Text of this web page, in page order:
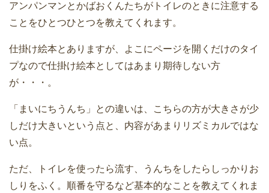
アンパンマンとかばおくんたちがトイレのときに注意する
ことをひとつひとつを教えてくれます。
仕掛け絵本とありますが、よこにページを開くだけのタイ
プなので仕掛け絵本としてはあまり期待しない方
が・・・。
「まいにちうんち」との違いは、こちらの方が大きさが少
しだけ大きいという点と、内容があまりリズミカルではな
い点。
ただ、トイレを使ったら流す、うんちをしたらしっかりお
しりをふく。順番を守るなど基本的なことを教えてくれま